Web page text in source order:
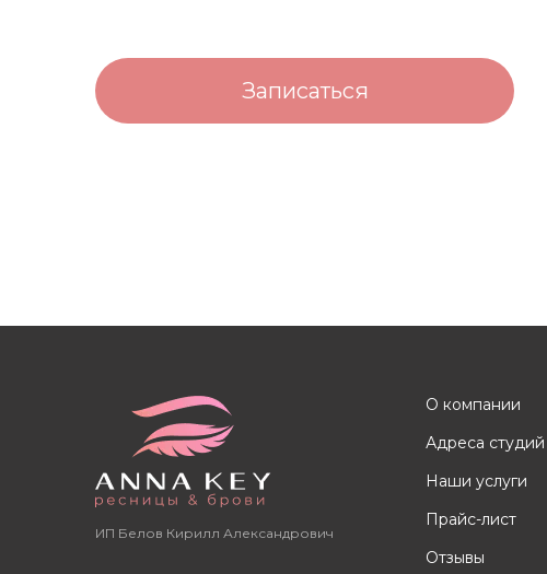
Записаться
ИП Белов Кирилл Александрович
О компании
Адреса студий
Наши услуги
Прайс-лист
Отзывы